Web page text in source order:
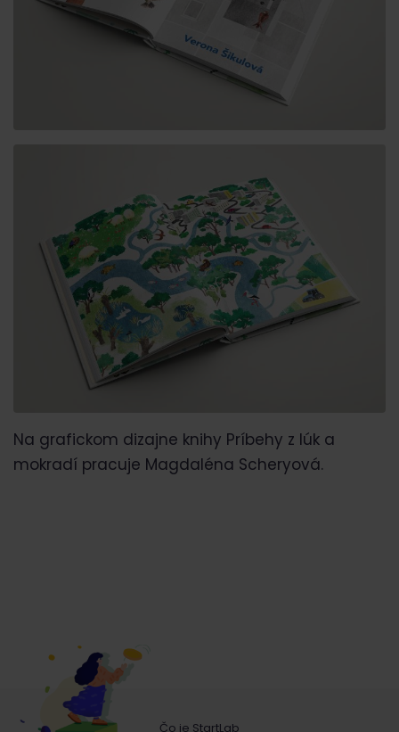
Na grafickom dizajne knihy Príbehy z lúk a
mokradí pracuje Magdaléna Scheryová.
Čo je StartLab